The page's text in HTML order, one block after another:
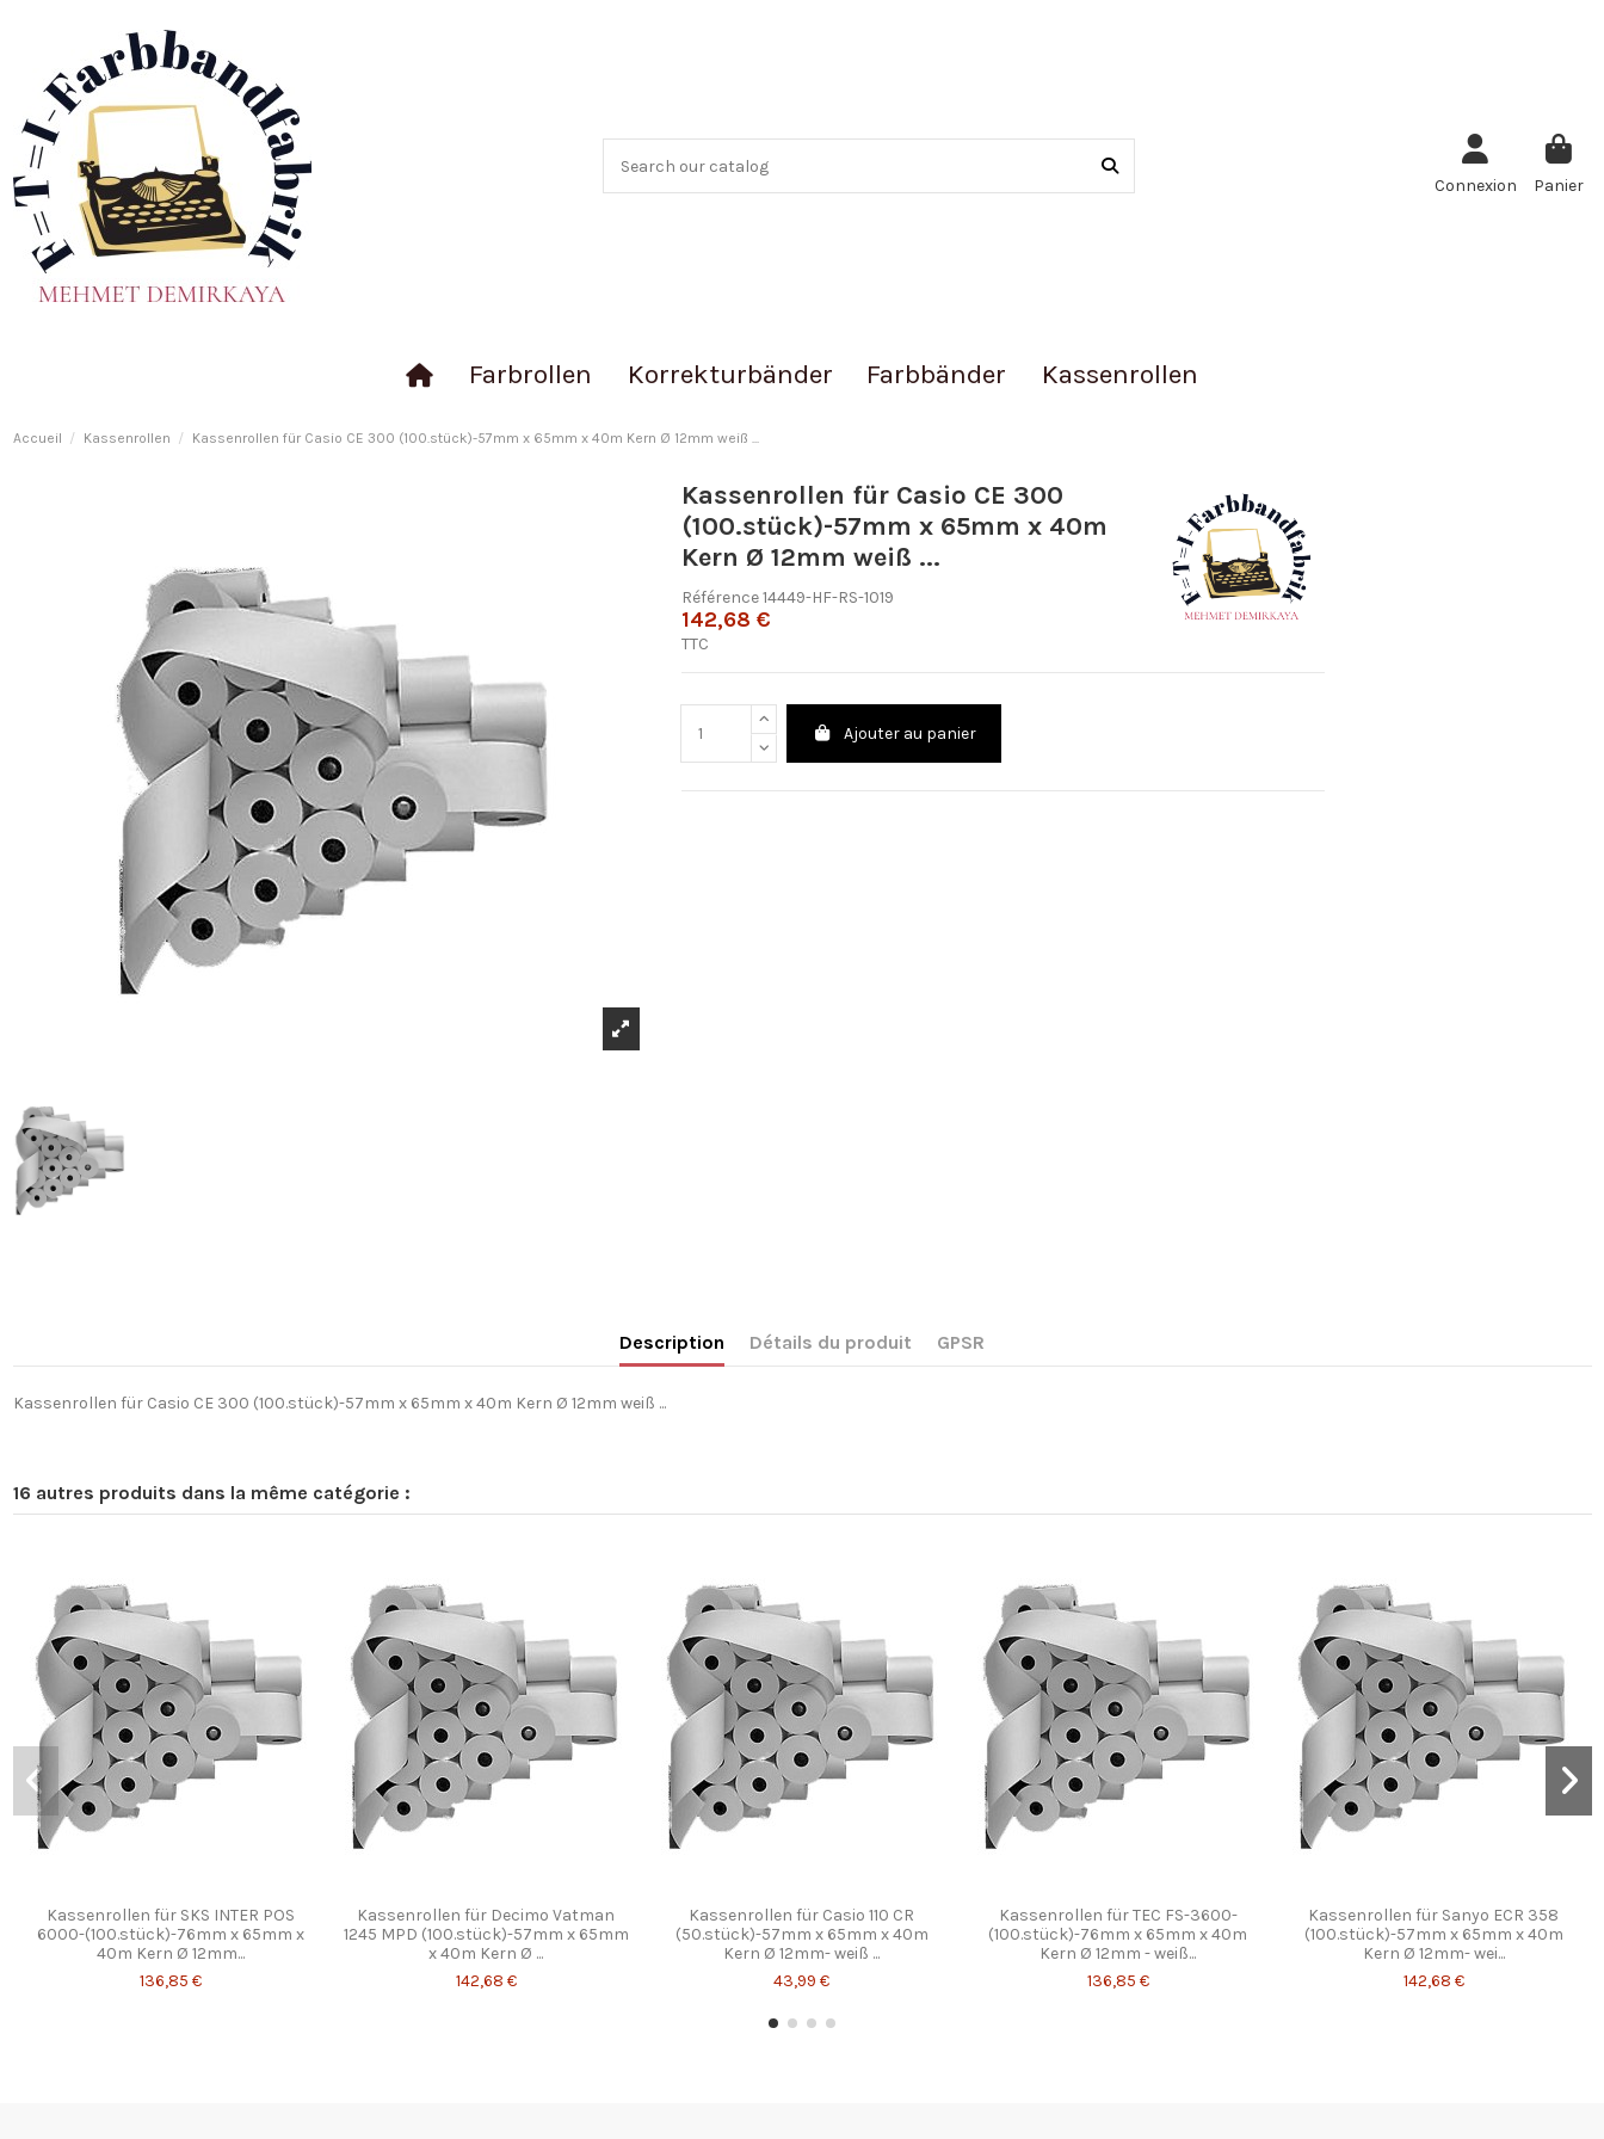
Connexion Panier
Farbrollen Korrekturbänder Farbbänder Kassenrollen
Accueil Kassenrollen Kassenrollen für Casio CE 300 (100.stück)-57mm x 65mm x 40m Kern Ø 12mm weiß ...
Kassenrollen für Casio CE 300
(100.stück)-57mm x 65mm x 40m
Kern Ø 12mm weiß ...
Référence 14449-HF-RS-1019
142,68 €
TTC
Ajouter au panier
Description Détails du produit GPSR
Kassenrollen für Casio CE 300 (100.stück)-57mm x 65mm x 40m Kern Ø 12mm weiß ...
16 autres produits dans la même catégorie :
Kassenrollen für SKS INTER POS
6000-(100.stück)-76mm x 65mm x
40m Kern Ø 12mm...
136,85 €
Kassenrollen für Decimo Vatman
1245 MPD (100.stück)-57mm x 65mm
x 40m Kern Ø ...
142,68 €
Kassenrollen für Casio 110 CR
(50.stück)-57mm x 65mm x 40m
Kern Ø 12mm- weiß ...
43,99 €
Kassenrollen für TEC FS-3600-
(100.stück)-76mm x 65mm x 40m
Kern Ø 12mm - weiß...
136,85 €
Kassenrollen für Sanyo ECR 358
(100.stück)-57mm x 65mm x 40m
Kern Ø 12mm- wei...
142,68 €